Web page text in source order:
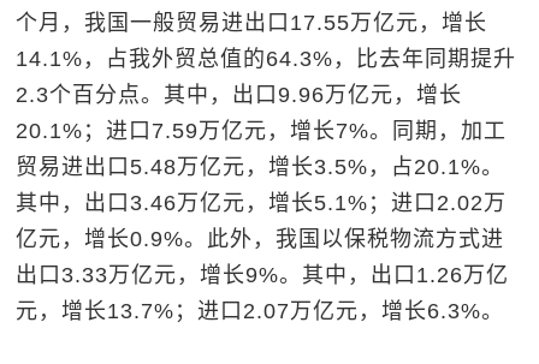
个月，我国一般贸易进出口17.55万亿元，增长
14.1%，占我外贸总值的64.3%，比去年同期提升
2.3个百分点。其中，出口9.96万亿元，增长
20.1%；进口7.59万亿元，增长7%。同期，加工
贸易进出口5.48万亿元，增长3.5%，占20.1%。
其中，出口3.46万亿元，增长5.1%；进口2.02万
亿元，增长0.9%。此外，我国以保税物流方式进
出口3.33万亿元，增长9%。其中，出口1.26万亿
元，增长13.7%；进口2.07万亿元，增长6.3%。